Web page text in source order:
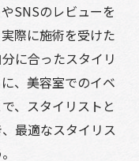
SNSのレビューを
際に施術を受けた
に合ったスタイリ
、美容室でのイベ
、スタイリストと
最適なスタイリス